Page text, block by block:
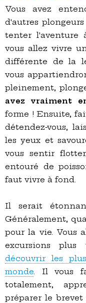
Vous avez
d'autres
tenter l'aventure
vous allez vivre
différente de la
vous
pleinement,
avez vraiment
forme ! Ensuite,
détendez-vous,
les yeux et
vous sentir
entouré de
faut vivre à fond.
Il serait
Généralement,
pour la vie. Vous
excursions plus
découvrir les
monde. Il vous
totalement,
préparer le